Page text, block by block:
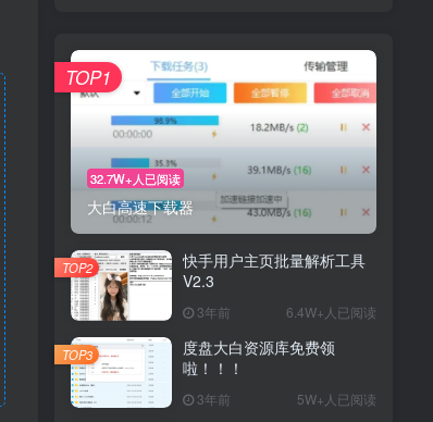
32.7W+人已阅读
大白高速下载器
TOP1
快手用户主页批量解析工具
V2.3
3年前 6.4W+人已阅读
TOP2
度盘大白资源库免费领
啦！！！
3年前 5W+人已阅读
TOP3